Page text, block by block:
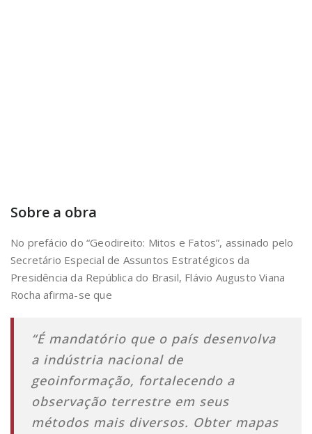
Sobre a obra
No prefácio do “Geodireito: Mitos e Fatos”, assinado pelo
Secretário Especial de Assuntos Estratégicos da
Presidência da República do Brasil, Flávio Augusto Viana
Rocha afirma-se que
“É mandatório que o país desenvolva
a indústria nacional de
geoinformação, fortalecendo a
observação terrestre em seus
métodos mais diversos. Obter mapas